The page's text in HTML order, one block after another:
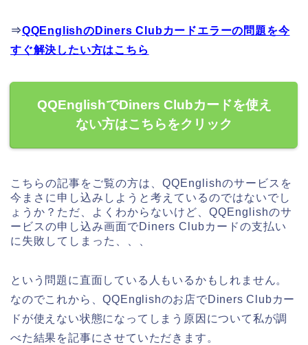
⇒QQEnglishのDiners Clubカードエラーの問題を今
すぐ解決したい方はこちら
QQEnglishでDiners Clubカードを使え
ない方はこちらをクリック
こちらの記事をご覧の方は、QQEnglishのサービスを
今まさに申し込みしようと考えているのではないでし
ょうか？ただ、よくわからないけど、QQEnglishのサ
ービスの申し込み画面でDiners Clubカードの支払い
に失敗してしまった、、、
という問題に直面している人もいるかもしれません。
なのでこれから、QQEnglishのお店でDiners Clubカー
ドが使えない状態になってしまう原因について私が調
べた結果を記事にさせていただきます。